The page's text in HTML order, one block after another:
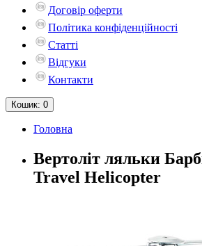
Договір оферти
Політика конфіденційності
Статті
Відгуки
Контакти
Кошик: 0
Головна
Вертоліт ляльки
Travel Helicopter